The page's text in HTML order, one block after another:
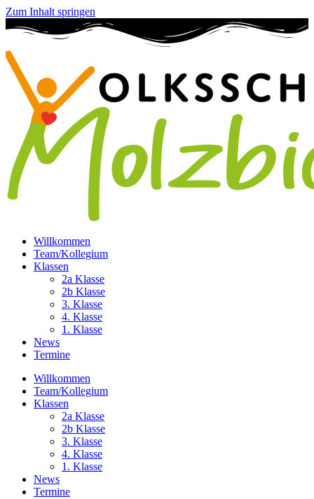
Zum Inhalt springen
Willkommen
Team/Kollegium
Klassen
2a Klasse
2b Klasse
3. Klasse
4. Klasse
1. Klasse
News
Termine
Willkommen
Team/Kollegium
Klassen
2a Klasse
2b Klasse
3. Klasse
4. Klasse
1. Klasse
News
Termine